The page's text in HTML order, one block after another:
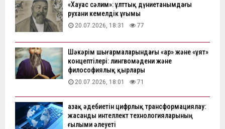
«Хауас сәлим»: ұлттық дүниетанымдағы
рухани кемелдік ұғымы
20.07.2026, 18:31 77
Шәкәрім шығармаларындағы «ар» және «ұят»
концептілері: лингвомәдени және
философиялық қырлары
20.07.2026, 18:01 71
Қазақ әдебиетін цифрлық трансформациялау:
жасанды интеллект технологияларының
ғылыми әлеуеті